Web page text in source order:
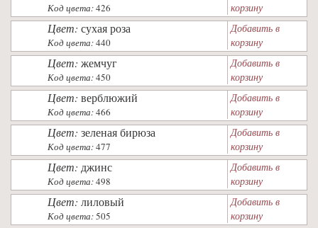
Код цвета:426
корзину
Цвет: сухая роза
Код цвета:440
Добавить в
корзину
Цвет: жемчуг
Код цвета:450
Добавить в
корзину
Цвет: верблюжий
Код цвета:466
Добавить в
корзину
Цвет: зеленая бирюза
Код цвета:477
Добавить в
корзину
Цвет: джинс
Код цвета:498
Добавить в
корзину
Цвет: лиловый
Код цвета:505
Добавить в
корзину